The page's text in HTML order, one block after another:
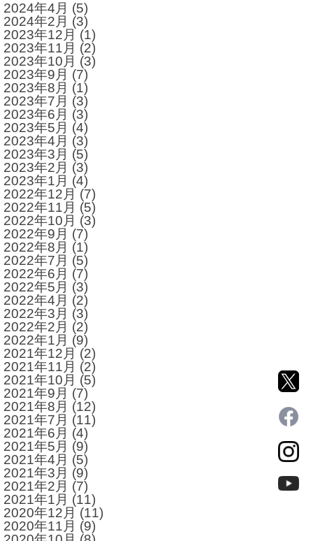
2024年4月 (5)
2024年2月 (3)
2023年12月 (1)
2023年11月 (2)
2023年10月 (3)
2023年9月 (7)
2023年8月 (1)
2023年7月 (3)
2023年6月 (3)
2023年5月 (4)
2023年4月 (3)
2023年3月 (5)
2023年2月 (3)
2023年1月 (4)
2022年12月 (7)
2022年11月 (5)
2022年10月 (3)
2022年9月 (7)
2022年8月 (1)
2022年7月 (5)
2022年6月 (7)
2022年5月 (3)
2022年4月 (2)
2022年3月 (3)
2022年2月 (2)
2022年1月 (9)
2021年12月 (2)
2021年11月 (2)
2021年10月 (5)
2021年9月 (7)
2021年8月 (12)
2021年7月 (11)
2021年6月 (4)
2021年5月 (9)
2021年4月 (5)
2021年3月 (9)
2021年2月 (7)
2021年1月 (11)
2020年12月 (11)
2020年11月 (9)